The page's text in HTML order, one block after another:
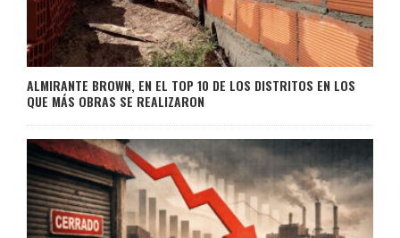
ALMIRANTE BROWN, EN EL TOP 10 DE LOS DISTRITOS EN LOS
QUE MÁS OBRAS SE REALIZARON